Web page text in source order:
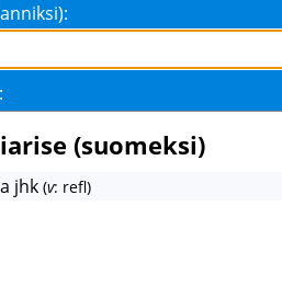
(suomeksi)
jhk (v: refl)